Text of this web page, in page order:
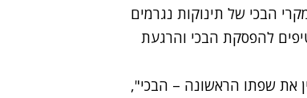
שעמום. לטענת המפתחים, 95 אחוז ממקרי הבכי של תינוקות נגרמים
להפסקת הבכי והרגעת
את שפתו הראשונה – הבכי",